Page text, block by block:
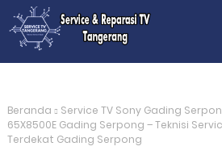
Beranda Service TV Sony Gading
65X8500E Gading Serpong – Teknisi
Terdekat Gading Serpong